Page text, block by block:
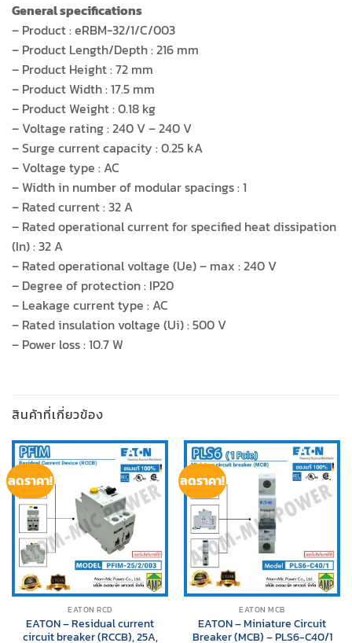
General specifications
– Product : eRBM-32/1/C/003
– Product Length/Depth : 216 mm
– Product Height : 72 mm
– Product Width : 17.5 mm
– Product Weight : 0.18 kg
– Voltage rating : 240 V – 240 V
– Surge current capacity : 0.25 kA
– Voltage type : AC
– Width in number of modular spacings : 1
– Rated current : 32 A
– Rated operational current for specified heat dissipation
(In) : 32 A
– Rated operational voltage (Ue) – max : 240 V
– Degree of protection : IP20
– Leakage current type : AC
– Rated insulation voltage (Ui) : 500 V
– Power loss : 10.7 W
สินค้าที่เกี่ยวข้อง
ลดราคา!
EATON RCD
EATON – Residual current
circuit breaker (RCCB), 25A,
ลดราคา!
EATON MCB
EATON – Miniature Circuit
Breaker (MCB) – PLS6-C40/1